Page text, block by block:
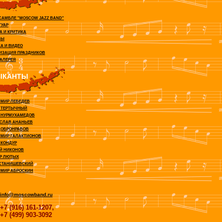
"MOSCOW JAZZ BAND"
И КРИТИКА
И ВИДЕО
ПРАЗДНИКОВ
ЛЕБЕДЕВ
ТЕРТЫЧНЫЙ
НУРМУХАМЕДОВ
АНАНЬЕВ
ГАЛАКТИОНОВ
НИКОНОВ
ЛЮТЫХ
АБРОСКИН
info@moscowband.ru
+7 (916) 161-1207,
+7 (499) 903-3092